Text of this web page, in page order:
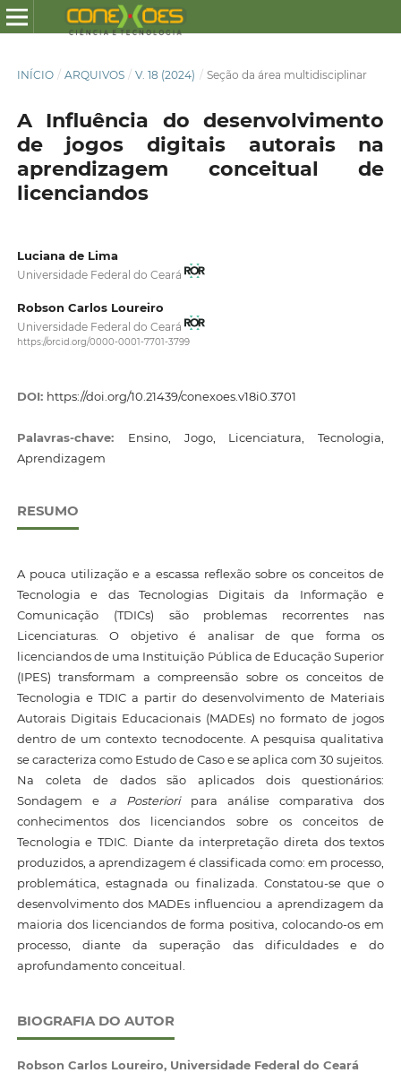
INÍCIO / ARQUIVOS / V. 18 (2024) / Seção da área multidisciplinar
A Influência do desenvolvimento
de jogos digitais autorais na
aprendizagem conceitual de
licenciandos
Luciana de Lima
Universidade Federal do Ceará
Robson Carlos Loureiro
Universidade Federal do Ceará
https://orcid.org/0000-0001-7701-3799
DOI: https://doi.org/10.21439/conexoes.v18i0.3701
Palavras-chave: Ensino, Jogo, Licenciatura, Tecnologia,
Aprendizagem
RESUMO
A pouca utilização e a escassa reflexão sobre os conceitos de
Tecnologia e das Tecnologias Digitais da Informação e
Comunicação (TDICs) são problemas recorrentes nas
Licenciaturas. O objetivo é analisar de que forma os
licenciandos de uma Instituição Pública de Educação Superior
(IPES) transformam a compreensão sobre os conceitos de
Tecnologia e TDIC a partir do desenvolvimento de Materiais
Autorais Digitais Educacionais (MADEs) no formato de jogos
dentro de um contexto tecnodocente. A pesquisa qualitativa
se caracteriza como Estudo de Caso e se aplica com 30 sujeitos.
Na coleta de dados são aplicados dois questionários:
Sondagem e a Posterioripara análise comparativa dos
conhecimentos dos licenciandos sobre os conceitos de
Tecnologia e TDIC. Diante da interpretação direta dos textos
produzidos, a aprendizagem é classificada como: em processo,
problemática, estagnada ou finalizada. Constatou-se que o
desenvolvimento dos MADEs influenciou a aprendizagem da
maioria dos licenciandos de forma positiva, colocando-os em
processo, diante da superação das dificuldades e do
aprofundamento conceitual.
BIOGRAFIA DO AUTOR
Robson Carlos Loureiro, Universidade Federal do Ceará